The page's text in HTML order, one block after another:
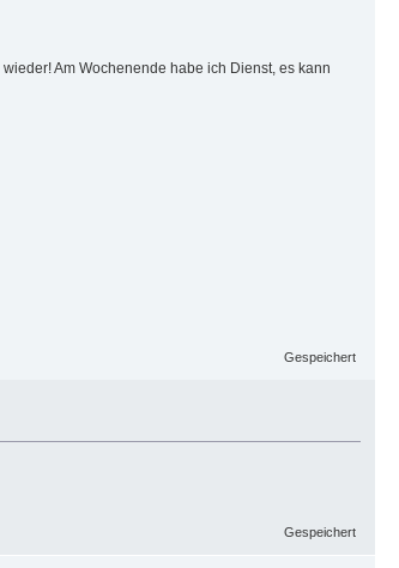
Am Wochenende habe ich Dienst, es kann
Gespeichert
Gespeichert